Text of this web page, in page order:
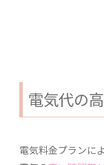
電気代の
電気料金プランに